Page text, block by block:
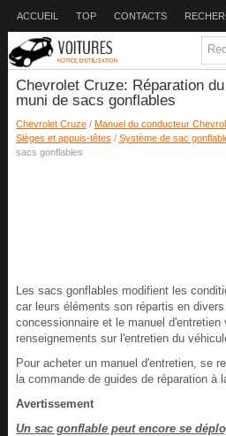
ACCUEIL TOP CONTACTS
Chevrolet Cruze: Réparation
muni de sacs gonflables
Chevrolet Cruze/ Manuel du conducteur
Sièges et appuis-têtes / Système de sac
sacs gonflables
Les sacs gonflables modifient les
car leurs éléments son répartis en
concessionnaire et le manuel d'entretien
renseignements sur l'entretien du
Pour acheter un manuel d'entretien, se
la commande de guides de réparation à
Avertissement
Un sac gonflable peut encore se